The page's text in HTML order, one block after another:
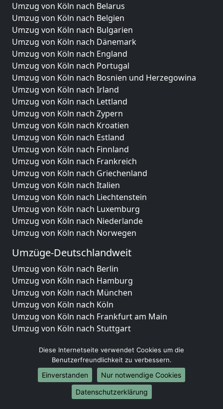
Umzug von Köln nach Belarus
Umzug von Köln nach Belgien
Umzug von Köln nach Bulgarien
Umzug von Köln nach Dänemark
Umzug von Köln nach England
Umzug von Köln nach Portugal
Umzug von Köln nach Bosnien und Herzegowina
Umzug von Köln nach Irland
Umzug von Köln nach Lettland
Umzug von Köln nach Zypern
Umzug von Köln nach Kroatien
Umzug von Köln nach Estland
Umzug von Köln nach Finnland
Umzug von Köln nach Frankreich
Umzug von Köln nach Griechenland
Umzug von Köln nach Italien
Umzug von Köln nach Liechtenstein
Umzug von Köln nach Luxemburg
Umzug von Köln nach Niederlande
Umzug von Köln nach Norwegen
Umzüge-Deutschlandweit
Umzug von Köln nach Berlin
Umzug von Köln nach Hamburg
Umzug von Köln nach München
Umzug von Köln nach Köln
Umzug von Köln nach Frankfurt am Main
Umzug von Köln nach Stuttgart
Umzug von Köln nach Leipzig
Umzug von Köln nach Dortmund
Umzug von Köln nach Essen
Umzug von Köln nach Bremen
Umzug von Köln nach Dresden
Diese Internetseite verwendet Cookies um die
Benutzerfreundlichkeit zu verbessern.
Einverstanden
Nur notwendige Cookies
Datenschutzerklärung